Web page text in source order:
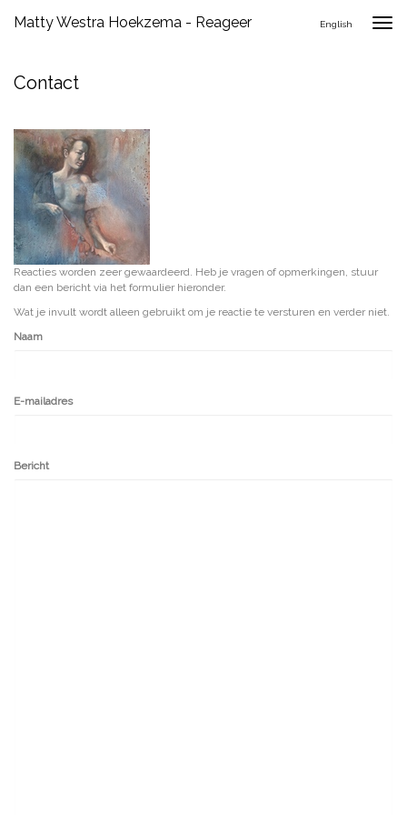
Matty Westra Hoekzema - Reageer English
Contact
Reacties worden zeer gewaardeerd. Heb je vragen of opmerkingen, stuur
dan een bericht via het formulier hieronder.
Wat je invult wordt alleen gebruikt om je reactie te versturen en verder niet.
Naam
E-mailadres
Bericht